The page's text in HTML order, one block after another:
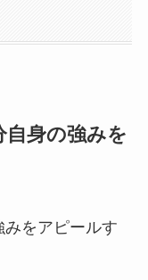
自身の強みを
をアピールす